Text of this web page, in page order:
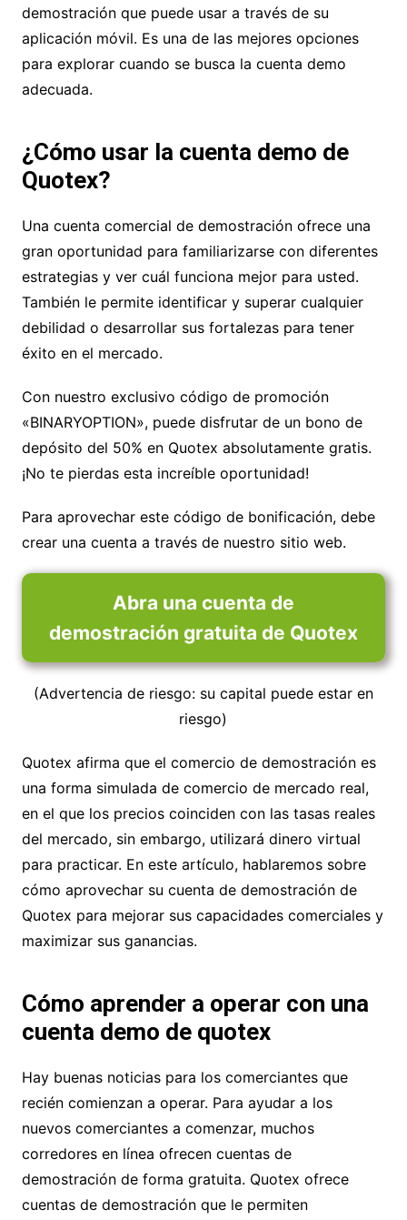
demostración que puede usar a través de su
aplicación móvil. Es una de las mejores opciones
para explorar cuando se busca la cuenta demo
adecuada.
¿Cómo usar la cuenta demo de
Quotex?
Una cuenta comercial de demostración ofrece una
gran oportunidad para familiarizarse con diferentes
estrategias y ver cuál funciona mejor para usted.
También le permite identificar y superar cualquier
debilidad o desarrollar sus fortalezas para tener
éxito en el mercado.
Con nuestro exclusivo código de promoción
«BINARYOPTION», puede disfrutar de un bono de
depósito del 50% en Quotex absolutamente gratis.
¡No te pierdas esta increíble oportunidad!
Para aprovechar este código de bonificación, debe
crear una cuenta a través de nuestro sitio web.
Abra una cuenta de
demostración gratuita de Quotex
(Advertencia de riesgo: su capital puede estar en
riesgo)
Quotex afirma que el comercio de demostración es
una forma simulada de comercio de mercado real,
en el que los precios coinciden con las tasas reales
del mercado, sin embargo, utilizará dinero virtual
para practicar. En este artículo, hablaremos sobre
cómo aprovechar su cuenta de demostración de
Quotex para mejorar sus capacidades comerciales y
maximizar sus ganancias.
Cómo aprender a operar con una
cuenta demo de quotex
Hay buenas noticias para los comerciantes que
recién comienzan a operar. Para ayudar a los
nuevos comerciantes a comenzar, muchos
corredores en línea ofrecen cuentas de
demostración de forma gratuita. Quotex ofrece
cuentas de demostración que le permiten